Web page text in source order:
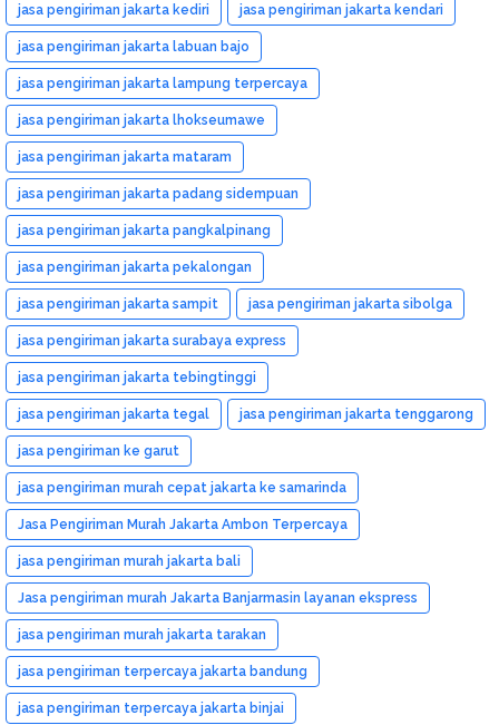
jasa pengiriman jakarta kediri jasa pengiriman jakarta kendari
jasa pengiriman jakarta labuan bajo
jasa pengiriman jakarta lampung terpercaya
jasa pengiriman jakarta lhokseumawe
jasa pengiriman jakarta mataram
jasa pengiriman jakarta padang sidempuan
jasa pengiriman jakarta pangkalpinang
jasa pengiriman jakarta pekalongan
jasa pengiriman jakarta sampit jasa pengiriman jakarta sibolga
jasa pengiriman jakarta surabaya express
jasa pengiriman jakarta tebingtinggi
jasa pengiriman jakarta tegal jasa pengiriman jakarta tenggarong
jasa pengiriman ke garut
jasa pengiriman murah cepat jakarta ke samarinda
Jasa Pengiriman Murah Jakarta Ambon Terpercaya
jasa pengiriman murah jakarta bali
Jasa pengiriman murah Jakarta Banjarmasin layanan ekspress
jasa pengiriman murah jakarta tarakan
jasa pengiriman terpercaya jakarta bandung
jasa pengiriman terpercaya jakarta binjai